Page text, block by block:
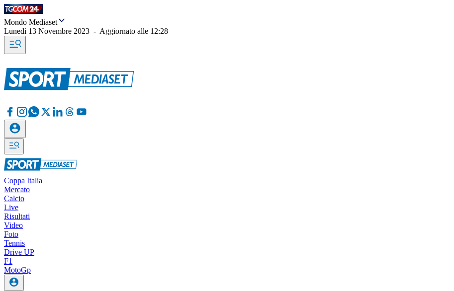
Mondo Mediaset
Lunedì 13 Novembre 2023 - Aggiornato alle 12:28
Coppa Italia
Mercato
Calcio
Live
Risultati
Video
Foto
Tennis
Drive UP
F1
MotoGp